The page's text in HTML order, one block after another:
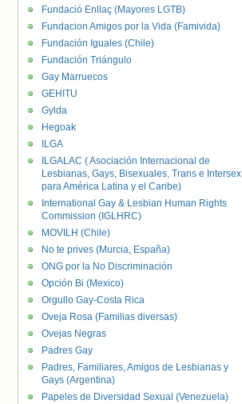
Fundació Enllaç (Mayores LGTB)
Fundacion Amigos por la Vida (Famivida)
Fundación Iguales (Chile)
Fundación Triángulo
Gay Marruecos
GEHITU
Gylda
Hegoak
ILGA
ILGALAC ( Asociación Internacional de
Lesbianas, Gays, Bisexuales, Trans e Intersex
para América Latina y el Caribe)
International Gay & Lesbian Human Rights
Commission (IGLHRC)
MOVILH (Chile)
No te prives (Murcia, España)
ONG por la No Discriminación
Opción Bi (Mexico)
Orgullo Gay-Costa Rica
Oveja Rosa (Familias diversas)
Ovejas Negras
Padres Gay
Padres, Familiares, Amigos de Lesbianas y
Gays (Argentina)
Papeles de Diversidad Sexual (Venezuela)